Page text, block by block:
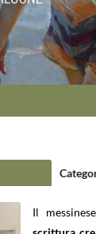
Il messinese